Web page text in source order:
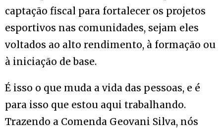
captação fiscal para fortalecer os projetos
esportivos nas comunidades, sejam eles
voltados ao alto rendimento, à formação ou
à iniciação de base.
É isso o que muda a vida das pessoas, e é
para isso que estou aqui trabalhando.
Trazendo a Comenda Geovani Silva, nós